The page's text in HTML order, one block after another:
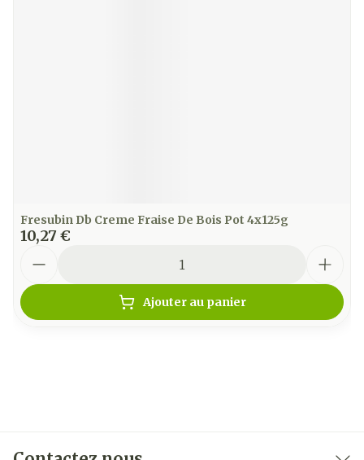
Fresubin Db Creme Fraise De Bois Pot 4x125g
10,27 €
Ajouter au panier